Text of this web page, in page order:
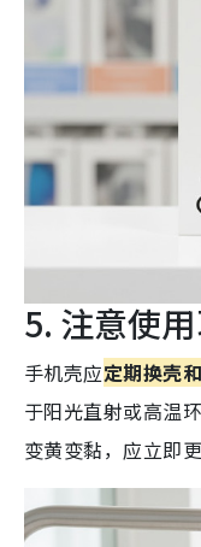
5. 注意使
手机壳应定期换壳
于阳光直射或高温
变黄变黏，应立即